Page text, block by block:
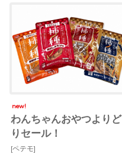
new!
わんちゃんおやつよりど
りセール！
[ペテモ]